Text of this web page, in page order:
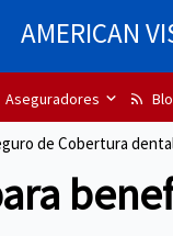
AMERICAN
Aseguradores rss_feed
de Cobertura